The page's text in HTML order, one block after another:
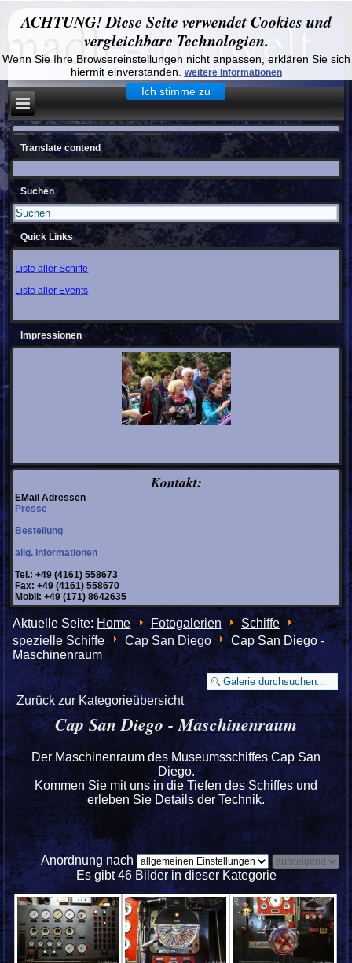
ACHTUNG! Diese Seite verwendet Cookies und
vergleichbare Technologien.
Wenn Sie Ihre Browsereinstellungen nicht anpassen, erklären Sie sich
hiermit einverstanden.
weitere Informationen
Ich stimme zu
Translate contend
Suchen
Quick Links
Liste aller Schiffe
Liste aller Events
Impressionen
Kontakt:
EMail Adressen
Presse
Bestellung
allg. Informationen
Tel.: +49 (4161) 558673
Fax: +49 (4161) 558670
Mobil: +49 (171) 8642635
Aktuelle Seite:Home Fotogalerien
Schiffe
spezielle Schiffe
Cap San Diego
Cap San Diego -
Maschinenraum
Zurück zur Kategorieübersicht
Cap San Diego - Maschinenraum
Der Maschinenraum des Museumsschiffes Cap San
Diego.
Kommen Sie mit uns in die Tiefen des Schiffes und
erleben Sie Details der Technik.
Anordnung nach
Es gibt 46 Bilder in dieser Kategorie